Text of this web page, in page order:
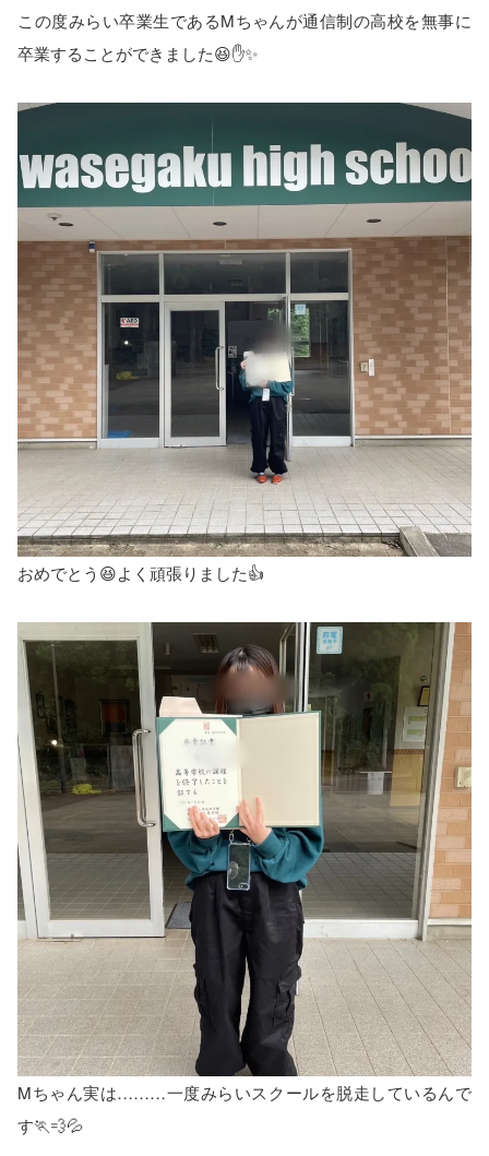
この度みらい卒業生であるMちゃんが通信制の高校を無事に
卒業することができました😆✋✨
おめでとう😆よく頑張りました👍
Mちゃん実は………一度みらいスクールを脱走しているんで
す🏃💨💦